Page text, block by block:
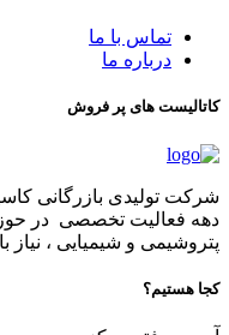
تماس با ما
درباره ما
کاتالیست های پر فروش
شرکت تولیدی بازرگانی
دهه فعالیت تخصصی در
پتروشیمی و شیمیایی ، نیاز
کجا هستیم؟